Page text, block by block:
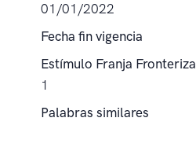
01/01/2022
Fecha fin vigencia
Estímulo Franja Fronteriza
1
Palabras similares